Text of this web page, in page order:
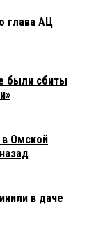
глава АЦ
были сбиты
Омской
в даче